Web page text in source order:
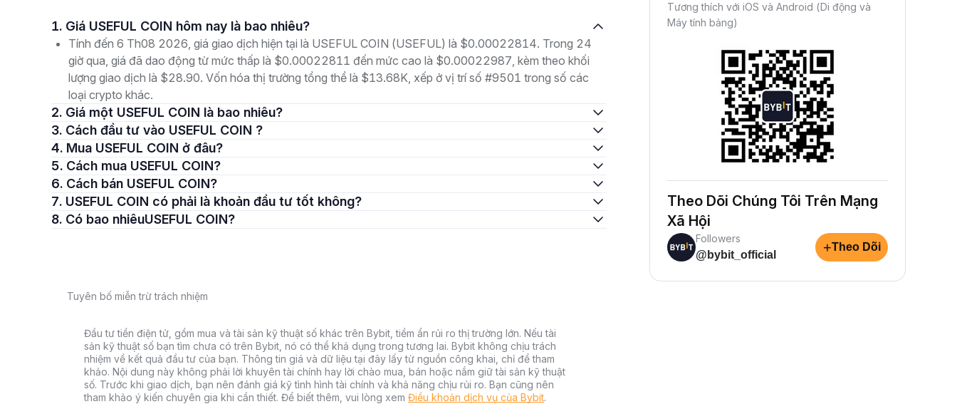
1. Giá USEFUL COIN hôm nay là bao nhiêu?
Tính đến 6 Th08 2026, giá giao dịch hiện tại là USEFUL COIN (USEFUL) là $0.00022814. Trong 24
giờ qua, giá đã dao động từ mức thấp là $0.00022811 đến mức cao là $0.00022987, kèm theo khối
lượng giao dịch là $28.90. Vốn hóa thị trường tổng thể là $13.68K, xếp ở vị trí số #9501 trong số các
loại crypto khác.
2. Giá một USEFUL COIN là bao nhiêu?
3. Cách đầu tư vào USEFUL COIN ?
4. Mua USEFUL COIN ở đâu?
5. Cách mua USEFUL COIN?
6. Cách bán USEFUL COIN?
7. USEFUL COIN có phải là khoản đầu tư tốt không?
8. Có bao nhiêuUSEFUL COIN?
Tuyên bố miễn trừ trách nhiệm
Đầu tư tiền điện tử, gồm mua và tài sản kỹ thuật số khác trên Bybit, tiềm ẩn rủi ro thị trường lớn. Nếu tài
sản kỹ thuật số bạn tìm chưa có trên Bybit, nó có thể khả dụng trong tương lai. Bybit không chịu trách
nhiệm về kết quả đầu tư của bạn. Thông tin giá và dữ liệu tại đây lấy từ nguồn công khai, chỉ để tham
khảo. Nội dung này không phải lời khuyên tài chính hay lời chào mua, bán hoặc nắm giữ tài sản kỹ thuật
số. Trước khi giao dịch, bạn nên đánh giá kỹ tình hình tài chính và khả năng chịu rủi ro. Bạn cũng nên
tham khảo ý kiến chuyên gia khi cần thiết. Để biết thêm, vui lòng xem Điều khoản dịch vụ của Bybit.
Tương thích với iOS và Android (Di động và
Máy tính bảng)
Theo Dõi Chúng Tôi Trên Mạng
Xã Hội
Followers
@bybit_official
+Theo Dõi